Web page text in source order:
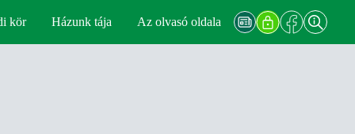
kör Házunk tája Az olvasó oldala